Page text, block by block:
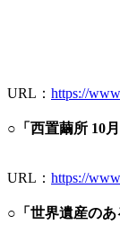
URL： https://
○「西置繭所 10
URL： https://
○ 「世界遺産の